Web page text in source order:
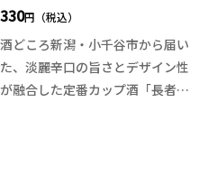
330円（税込）
酒どころ新潟・小千谷市から届い
た、淡麗辛口の旨さとデザイン性
が融合した定番カップ酒「長者カ